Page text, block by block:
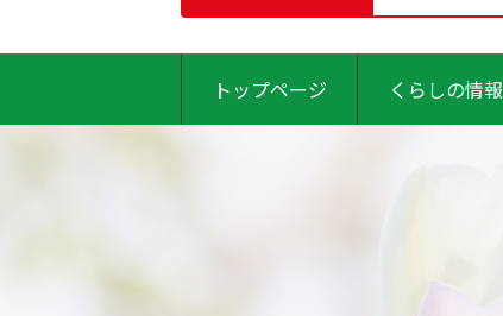
トップページ くらしの情報